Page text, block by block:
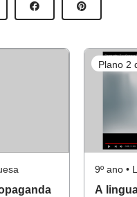
Plano 2
9º ano •
A